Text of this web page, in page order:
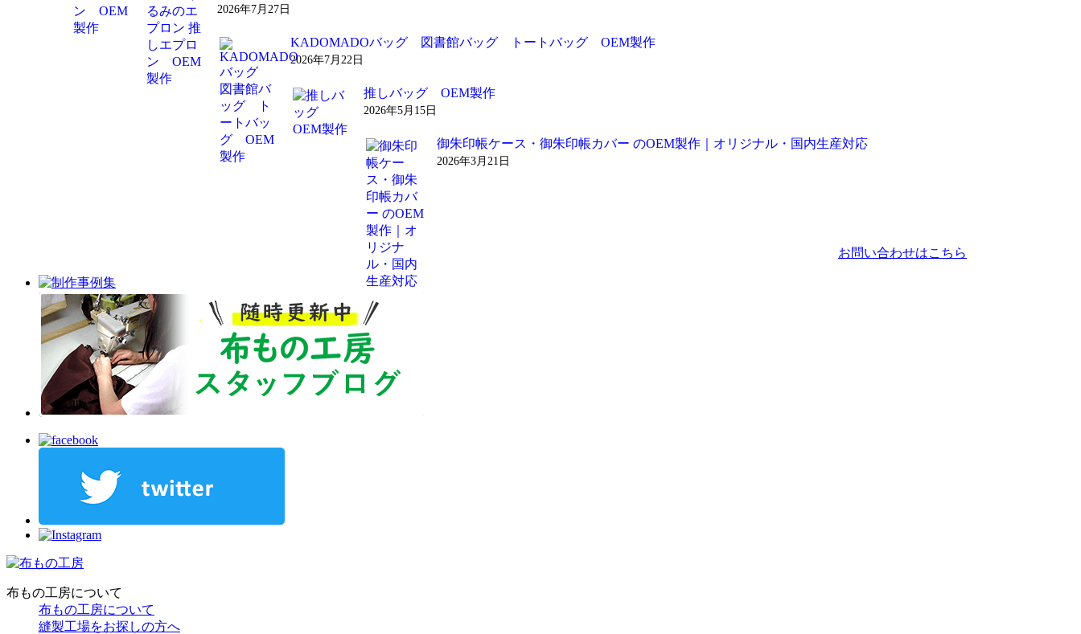
2026年7月27日
KADOMADOバッグ 図書館バッグ トートバッグ OEM製作
2026年7月22日
推しバッグ OEM製作
2026年5月15日
御朱印帳ケース・御朱印帳カバー のOEM製作｜オリジナル・国内生産対応
2026年3月21日
お問い合わせはこちら
布もの工房について
布もの工房について
縫製工場をお探しの方へ